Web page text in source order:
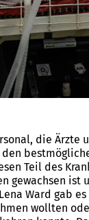
die Ärzte
Teil des
gewachsen ist
Ward gab
wollten